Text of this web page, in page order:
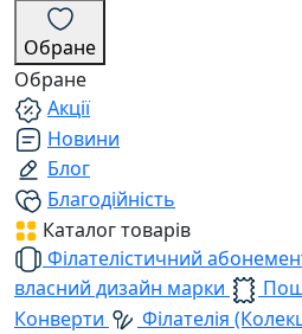
Обране
Обране
Акції
Новини
Блог
Благодійність
Каталог товарів
Філателістичний
власний дизайн марки
Конверти
Філателія